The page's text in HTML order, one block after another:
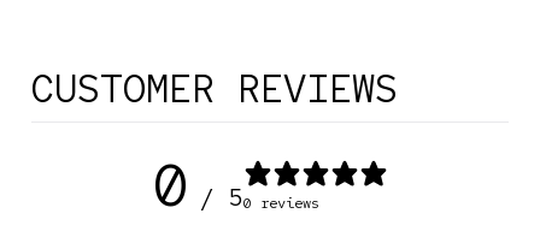
CUSTOMER REVIEWS
0 / 50 reviews